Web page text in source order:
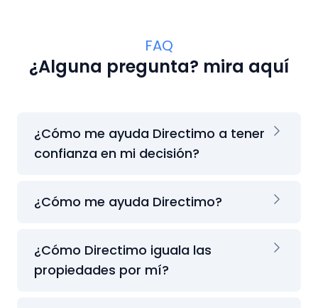
FAQ
¿Alguna pregunta? mira aquí
¿Cómo me ayuda Directimo a tener
confianza en mi decisión?
¿Cómo me ayuda Directimo?
¿Cómo Directimo iguala las
propiedades por mí?